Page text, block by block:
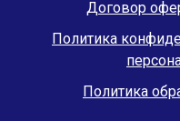
Договор
Политика
Политика